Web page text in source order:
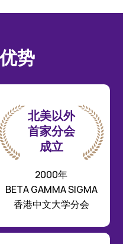
势
北美以外
首家分会
成立
2000年
BETA GAMMA SIGMA
香港中文大学分会